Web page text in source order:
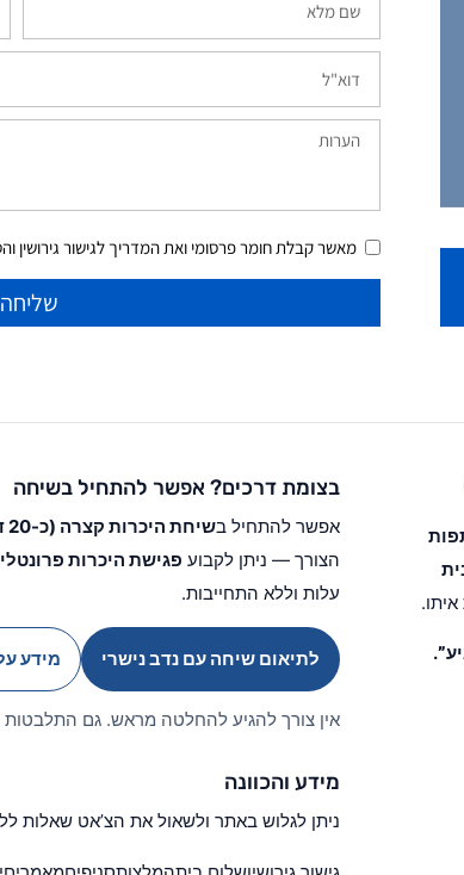
מאשר קבלת חומר פרסומי ואת המדריך לגישור גירושין
שליחה
.
בצומת דרכים? אפשר להתחיל בשיחה
אפשר להתחיל בשיחת היכרות קצרה (כ-20 דקות) עם נדב נישרי
הצורך — ניתן לקבוע פגישת היכרות
עלות וללא התחייבות.
לתיאום שיחה עם נדב נישרי מידע
אין צורך להגיע להחלטה מראש. גם התלבטות
מידע והכוונה
ניתן לגלוש באתר ולשאול את הצ’אט שאלות